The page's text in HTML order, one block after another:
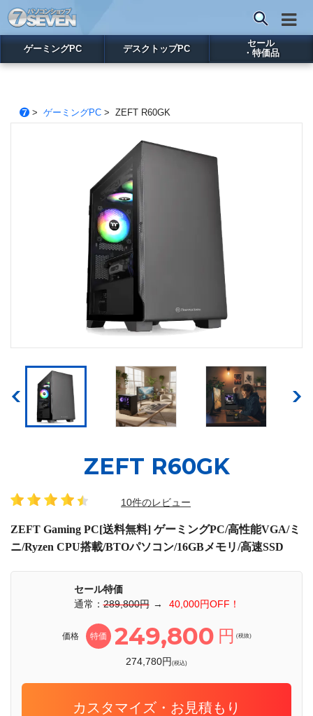
ゲーミングPC デスクトップPC
セール
・特価品
> ゲーミングPC> ZEFT R60GK
ZEFT R60GK
10件のレビュー
ZEFT Gaming PC[送料無料] ゲーミングPC/高性能VGA/ミ
ニ/Ryzen CPU搭載/BTOパソコン/16GBメモリ/高速SSD
セール特価
通常：289,800円 → 40,000円OFF！
価格 特価 249,800 円 (税抜)
274,780円(税込)
カスタマイズ・お見積もり